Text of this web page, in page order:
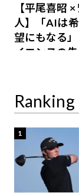
【平尾喜昭
人】「AIは
望にもなる
イエンスの
Ranking
1